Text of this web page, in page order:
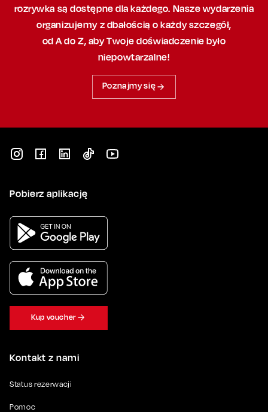
rozrywka są dostępne dla każdego. Nasze wydarzenia
organizujemy z dbałością o każdy szczegół,
od A do Z, abyTwoje doświadczenie było
niepowtarzalne!
Poznajmy się
Kontakt z nami
Status rezerwacji
Pomoc
Pobierz aplikację
Kup voucher